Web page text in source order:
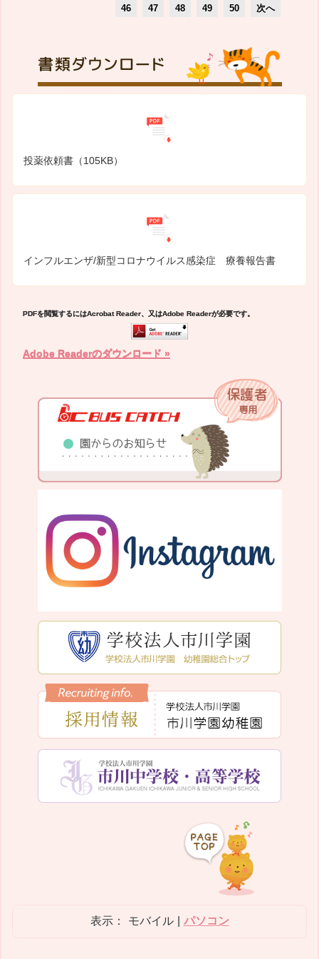
46 47 48 49 50 次へ
投薬依頼書（105KB）
インフルエンザ/新型コロナウイルス感染症 療養報告書
PDFを閲覧するにはAcrobat Reader、又はAdobe Readerが必要です。
Adobe Readerのダウンロード »
表示： モバイル パソコン